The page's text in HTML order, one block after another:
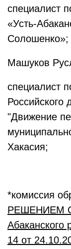
специалист
«Усть-
Солошенко»;
Машуков
специалист
"Движение
Хакасия;
*комиссия
РЕШЕНИЕМ
Абаканского
14 от 24.10